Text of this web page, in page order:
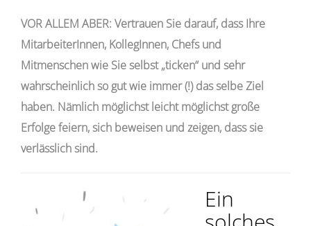
VOR ALLEM ABER: Vertrauen Sie darauf, dass Ihre
MitarbeiterInnen, KollegInnen, Chefs und
Mitmenschen wie Sie selbst „ticken“ und sehr
wahrscheinlich so gut wie immer (!) das selbe Ziel
haben. Nämlich möglichst leicht möglichst große
Erfolge feiern, sich beweisen und zeigen, dass sie
verlässlich sind.
Ein